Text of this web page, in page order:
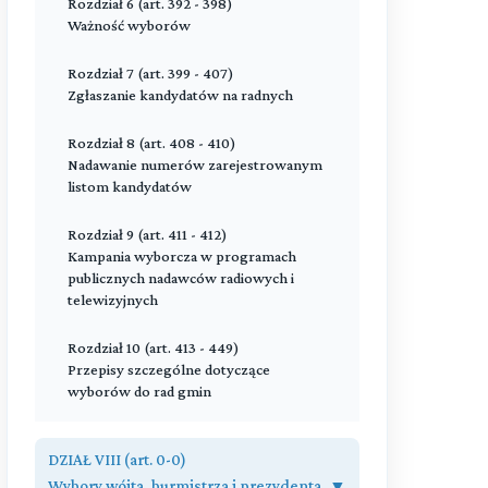
Kampania wyborcza
Kampania wyborcza w programach
nadawców radiowych i telewizyjnych
Finansowanie wyborów z budżetu
państwa
Rozdział 15 (art. 125 - 151)
Przeczytaj zawartość działu
telewizyjnych
Rozdział 10 (art. 284 - 285)
publicznych nadawców radiowych i
telewizyjnych
Rozdział 11 (art. 286 - 286)
Szczególne zasady finansowania
kampanii wyborczej do Senatu
Przeczytaj zawartość działu
Wygaśnięcie mandatu. Utrata mandatu
Ważność wyborów
Rozdział 7 (art. 399 - 407)
Zgłaszanie kandydatów na radnych
Rozdział 8 (art. 408 - 410)
Nadawanie numerów zarejestrowanym
listom kandydatów
Rozdział 9 (art. 411 - 412)
Kampania wyborcza w programach
publicznych nadawców radiowych i
telewizyjnych
Rozdział 10 (art. 413 - 449)
Przepisy szczególne dotyczące
wyborów do rad gmin
Przepisy szczególne dotyczące
wyborów do rad powiatów
DZIAŁ VIII (art. 0-0)